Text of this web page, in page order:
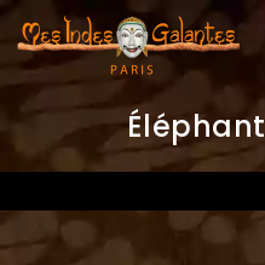
Éléphant